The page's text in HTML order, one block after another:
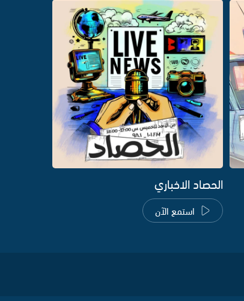
الحصاد الاخباري
استمع الآن